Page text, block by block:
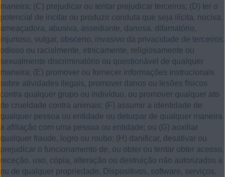
maneira; (C) prejudicar ou tentar prejudicar terceiros; (D) ter o
potencial de incitar ou produzir conduta que seja ilícita, nociva,
ameaçadora, abusiva, assediante, danosa, difamatório,
injurioso, vulgar, obsceno, invasivo da privacidade de terceiros,
odioso ou racialmente, etnicamente, religiosamente ou
sexualmente discriminatório ou questionável de qualquer
maneira; (E) promover ou fornecer informações instrucionais
sobre atividades ilegais, promover danos ou lesões físicos
contra qualquer grupo ou indivíduo, ou promover qualquer ato
de crueldade contra animais; (F) assumir a identidade de
qualquer pessoa ou entidade ou deturpar de qualquer maneira
a afiliação com uma pessoa ou entidade; ou (G) auxiliar
qualquer fraude, logro ou roubo; (H) danificar, desativar ou
prejudicar o funcionamento de, ou obter ou tentar obter acesso,
receção, uso, cópia, alteração ou destruição não autorizados a
ou de qualquer propriedade, Dispositivos, software, serviços,